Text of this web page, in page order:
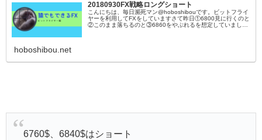
20180930FX戦略ロングショート
こんにちは、毎日瀕死マン@hoboshibouです。ビットフライ
ヤーを利用してFXをしていますさて昨日①6800見に行くのと
②このまま落ちるのと③6860をやぶれるを想定していました
hoboshibou.net
6760$、6840$はショート